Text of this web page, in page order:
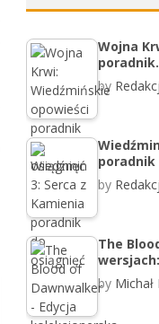
Wojna
by
by
The
by Michał